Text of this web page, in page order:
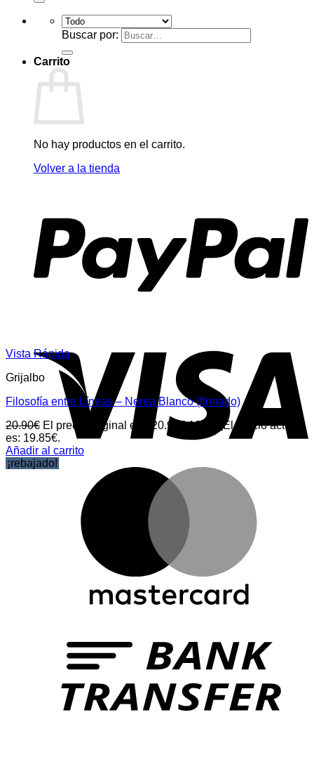
Buscar por:
Carrito
No hay productos en el carrito.
Volver a la tienda
Vista Rápida
Grijalbo
Filosofía entre Líneas – Nerea Blanco (firmado)
20.90€ El precio original era: 20.90€.19.85
El precio actual
es: 19.85€.
Añadir al carrito
¡rebajado!